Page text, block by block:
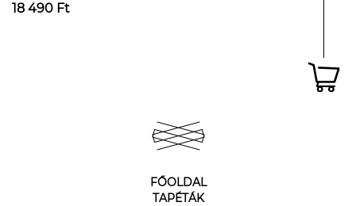
18 490 Ft
FŐOLDAL
TAPÉTÁK